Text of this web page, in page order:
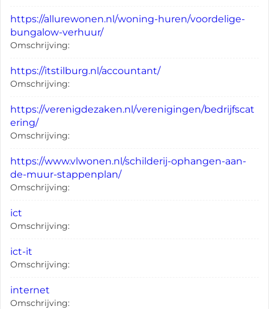
https://allurewonen.nl/woning-huren/voordelige-
bungalow-verhuur/
Omschrijving:
https://itstilburg.nl/accountant/
Omschrijving:
https://verenigdezaken.nl/verenigingen/bedrijfscat
ering/
Omschrijving:
https://www.vlwonen.nl/schilderij-ophangen-aan-
de-muur-stappenplan/
Omschrijving:
ict
Omschrijving:
ict-it
Omschrijving:
internet
Omschrijving: